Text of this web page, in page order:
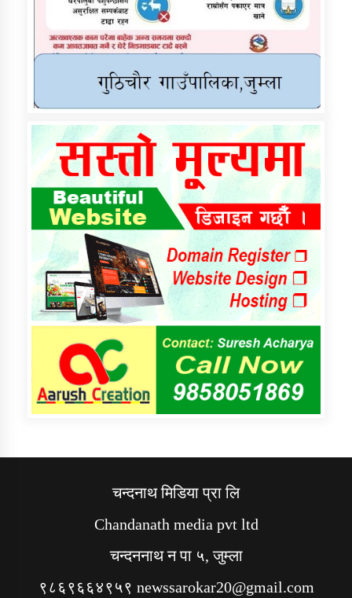
चन्दनाथ मिडिया प्रा लि
Chandanath media pvt ltd
चन्दननाथ न पा ५, जुम्ला
९८६९६६४९५९ newssarokar20@gmail.com